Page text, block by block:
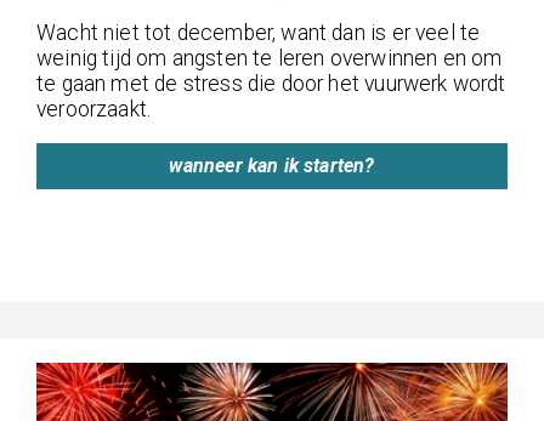
Wacht niet tot december, want dan is er veel te
weinig tijd om angsten te leren overwinnen en om
te gaan met de stress die door het vuurwerk wordt
veroorzaakt.
wanneer kan ik starten?